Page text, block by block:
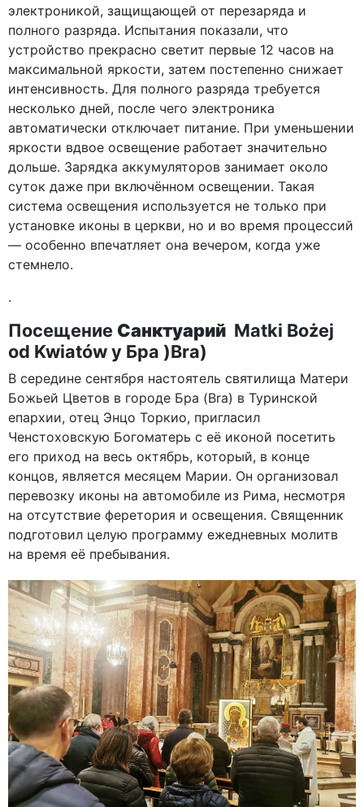
электроникой, защищающей от перезаряда и
полного разряда. Испытания показали, что
устройство прекрасно светит первые 12 часов на
максимальной яркости, затем постепенно снижает
интенсивность. Для полного разряда требуется
несколько дней, после чего электроника
автоматически отключает питание. При уменьшении
яркости вдвое освещение работает значительно
дольше. Зарядка аккумуляторов занимает около
суток даже при включённом освещении. Такая
система освещения используется не только при
установке иконы в церкви, но и во время процессий
— особенно впечатляет она вечером, когда уже
стемнело.
.
Посещение Санктуарий Matki Bożej
od Kwiatów у Бра )Bra)
В середине сентября настоятель святилища Матери
Божьей Цветов в городе Бра (Bra) в Туринской
епархии, отец Энцо Торкио, пригласил
Ченстоховскую Богоматерь с её иконой посетить
его приход на весь октябрь, который, в конце
концов, является месяцем Марии. Он организовал
перевозку иконы на автомобиле из Рима, несмотря
на отсутствие феретория и освещения. Священник
подготовил целую программу ежедневных молитв
на время её пребывания.